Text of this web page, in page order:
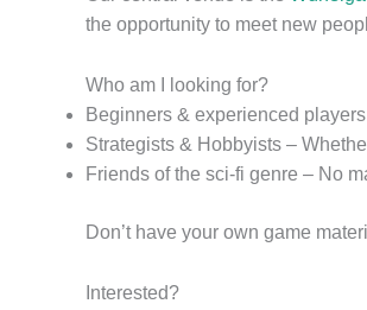
the opportunity to meet new
Who am I looking for?
Beginners & experienced
Strategists & Hobbyists –
Friends of the sci-fi genre – No
Don’t have your own game
Interested?